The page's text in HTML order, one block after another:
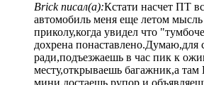
Brick писал(а):Кстати насчет ПТ
автомобиль меня еще летом
приколу,когда увидел что
дохрена понаставлено.Думаю,для
ради,подъезжаешь в час пик к
месту,открываешь багажник,а
мини,достаешь рупор и